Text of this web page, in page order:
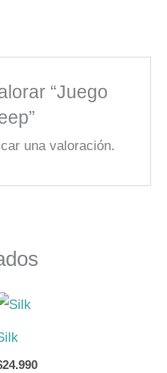
“Juego
una valoración.
24.990